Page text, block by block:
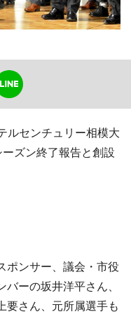
ルセンチュリー相模大
ズン終了報告と創設
ンサー、議会・市役
ーの坂井洋平さん、
要さん、元所属選手も